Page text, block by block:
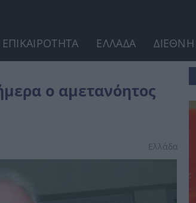
ΕΠΙΚΑΙΡΟΤΗΤΑ ΕΛΛΑΔΑ ΔΙΕΘΝΗ
ο αμετανόητος
Ελλάδα